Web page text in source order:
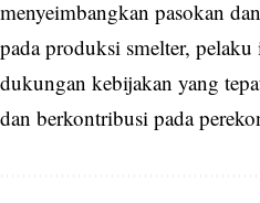
menyeimbangkan pasokan
pada produksi smelter,
dukungan kebijakan yang
dan berkontribusi pada